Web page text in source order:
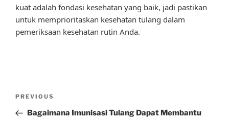
kuat adalah fondasi kesehatan yang baik, jadi pastikan
untuk memprioritaskan kesehatan tulang dalam
pemeriksaan kesehatan rutin Anda.
Previous
Post
PREVIOUS
Bagaimana Imunisasi Tulang Dapat Membantu